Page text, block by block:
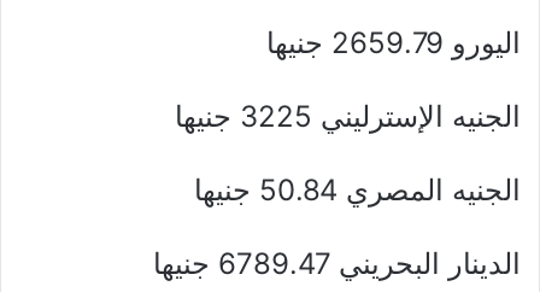
اليورو 2659.79 جنيها
الجنيه الإسترليني 3225 جنيها
الجنيه المصري 50.84 جنيها
الدينار البحريني 6789.47 جنيها